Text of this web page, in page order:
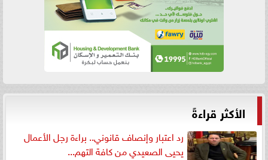
الأكثر قراءةً
رد اعتبار وإنصاف قانوني.. براءة رجل الأعمال
يحيى الصعيدي من كافة التهم...